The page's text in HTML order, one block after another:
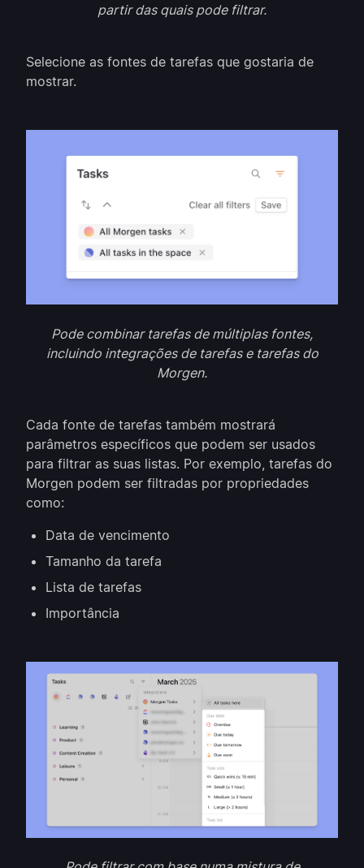
partir das quais pode filtrar.
Selecione as fontes de tarefas que gostaria de
mostrar.
Pode combinar tarefas de múltiplas fontes,
incluindo integrações de tarefas e tarefas do
Morgen.
Cada fonte de tarefas também mostrará
parâmetros específicos que podem ser usados
para filtrar as suas listas. Por exemplo, tarefas do
Morgen podem ser filtradas por propriedades
como:
Data de vencimento
Tamanho da tarefa
Lista de tarefas
Importância